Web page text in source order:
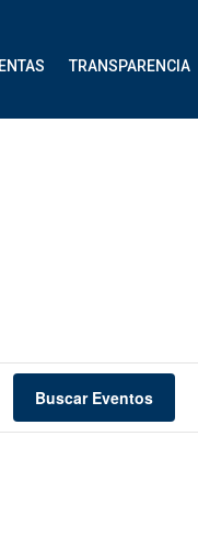
TRANSPARENCIA
Buscar Eventos